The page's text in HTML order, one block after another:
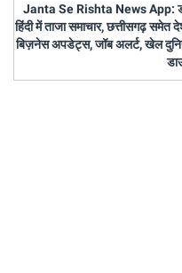
Janta Se Rishta News App:
हिंदी में ताजा समाचार, छत्तीसगढ़
बिज़नेस अपडेट्स, जॉब अलर्ट, खेल